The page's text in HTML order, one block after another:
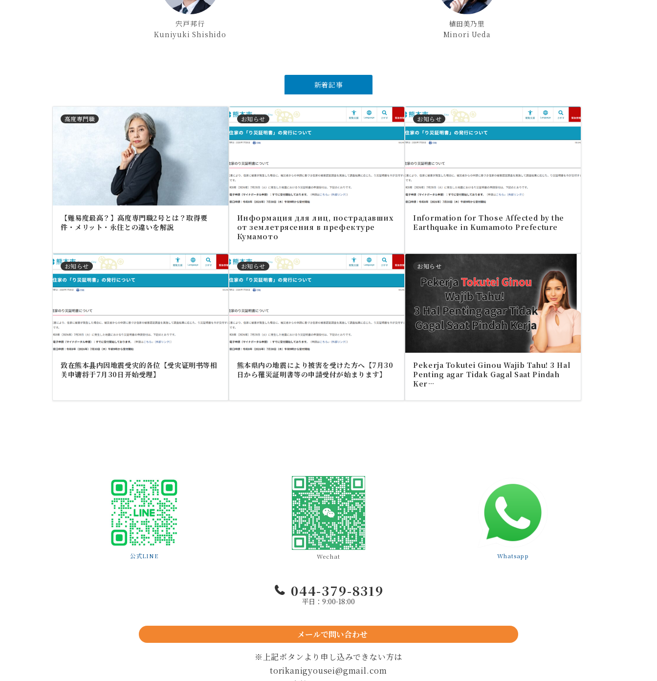
宍戸邦行
Kuniyuki Shishido
植田美乃里
Minori Ueda
新着記事
高度専門職
【難易度最高？】高度専門職2号とは？取得要
件・メリット・永住との違いを解説
お知らせ
Информация для лиц, пострадавших
от землетрясения в префектуре
Кумамото
お知らせ
Information for Those Affected by the
Earthquake in Kumamoto Prefecture
お知らせ
致在熊本县内因地震受灾的各位【受灾证明书等相
关申请将于7月30日开始受理】
お知らせ
熊本県内の地震により被害を受けた方へ【7月30
日から罹災証明書等の申請受付が始まります】
お知らせ
Pekerja Tokutei Ginou Wajib Tahu! 3 Hal
Penting agar Tidak Gagal Saat Pindah
Ker…
公式LINE Wechat Whatsapp
044-379-8319
平日：9:00-18:00
メールで問い合わせ
※上記ボタンより申し込みできない方は
torikanigyousei@gmail.com